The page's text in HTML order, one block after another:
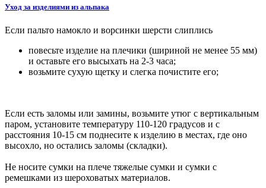
Уход за изделиями из альпака
Если пальто намокло и ворсинки шерсти слиплись
повесьте изделие на плечики (шириной не менее 55 мм)
и оставьте его высыхать на 2-3 часа;
возьмите сухую щетку и слегка почистите его;
Если есть заломы или замины, возьмите утюг с вертикальным
паром, установите температуру 110-120 градусов и с
расстояния 10-15 см поднесите к изделию в местах, где оно
высохло, но остались заломы (складки).
Не носите сумки на плече тяжелые сумки и сумки с
ремешками из шероховатых материалов.